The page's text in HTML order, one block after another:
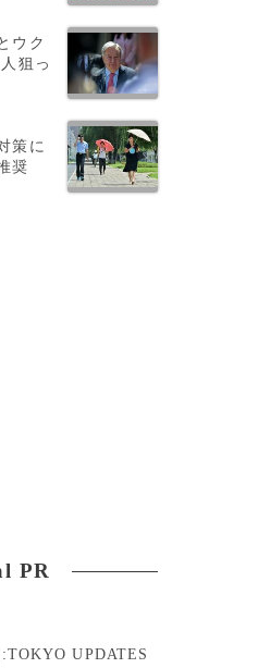
ウク
狙っ
策に
奨
PR
UPDATES